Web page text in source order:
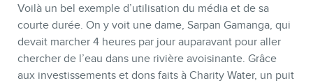
Voilà un bel exemple d’utilisation du média et de sa
courte durée. On y voit une dame, Sarpan Gamanga, qui
devait marcher 4 heures par jour auparavant pour aller
chercher de l’eau dans une rivière avoisinante. Grâce
aux investissements et dons faits à Charity Water, un puit